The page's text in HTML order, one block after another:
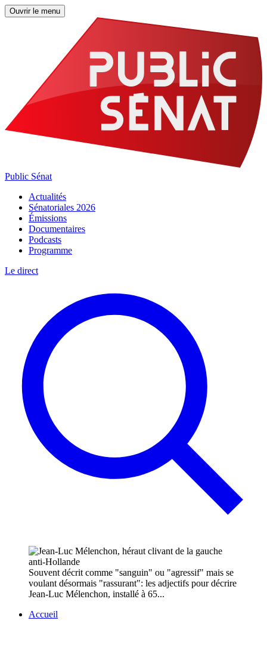
Ouvrir le menu
Public Sénat
Actualités
Sénatoriales 2026
Émissions
Documentaires
Podcasts
Programme
Le direct
Souvent décrit comme "sanguin" ou "agressif" mais se
voulant désormais "rassurant": les adjectifs pour décrire
Jean-Luc Mélenchon, installé à 65...
Accueil